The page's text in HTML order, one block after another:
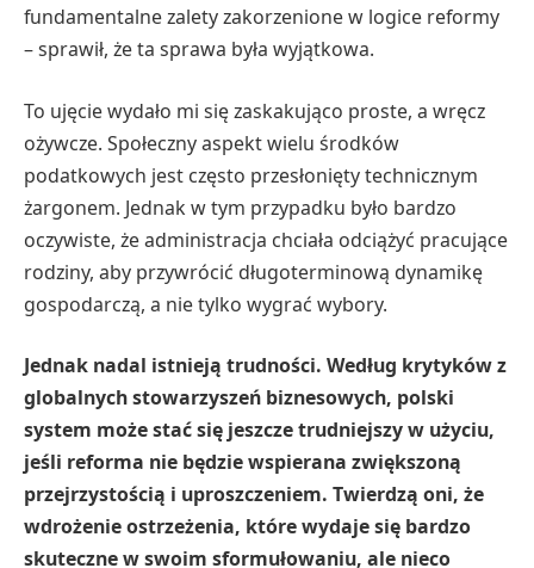
fundamentalne zalety zakorzenione w logice reformy
– sprawił, że ta sprawa była wyjątkowa.
To ujęcie wydało mi się zaskakująco proste, a wręcz
ożywcze. Społeczny aspekt wielu środków
podatkowych jest często przesłonięty technicznym
żargonem. Jednak w tym przypadku było bardzo
oczywiste, że administracja chciała odciążyć pracujące
rodziny, aby przywrócić długoterminową dynamikę
gospodarczą, a nie tylko wygrać wybory.
Jednak nadal istnieją trudności. Według krytyków z
globalnych stowarzyszeń biznesowych, polski
system może stać się jeszcze trudniejszy w użyciu,
jeśli reforma nie będzie wspierana zwiększoną
przejrzystością i uproszczeniem. Twierdzą oni, że
wdrożenie ostrzeżenia, które wydaje się bardzo
skuteczne w swoim sformułowaniu, ale nieco